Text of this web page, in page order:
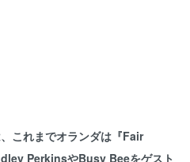
これまでオランダは『Fair
PerkinsやBusy Beeをゲスト